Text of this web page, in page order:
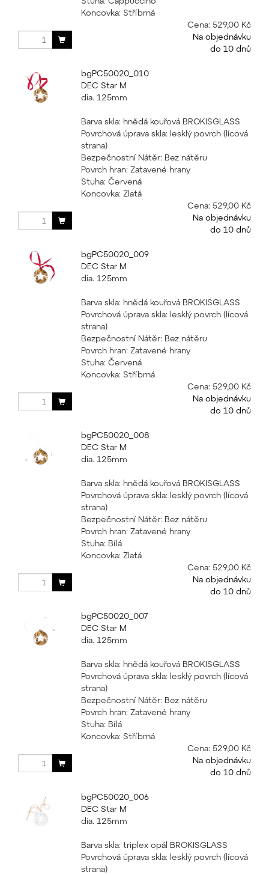
Koncovka: Stříbrná
Cena: 529,00 Kč
Na objednávku
do 10 dnů
bgPC50020_010
DEC Star M
dia. 125mm
Barva skla: hnědá kouřová BROKISGLASS
Povrchová úprava skla: lesklý povrch (lícová
strana)
Bezpečnostní Nátěr: Bez nátěru
Povrch hran: Zatavené hrany
Stuha: Červená
Koncovka: Zlatá
Cena: 529,00 Kč
Na objednávku
do 10 dnů
bgPC50020_009
DEC Star M
dia. 125mm
Barva skla: hnědá kouřová BROKISGLASS
Povrchová úprava skla: lesklý povrch (lícová
strana)
Bezpečnostní Nátěr: Bez nátěru
Povrch hran: Zatavené hrany
Stuha: Červená
Koncovka: Stříbrná
Cena: 529,00 Kč
Na objednávku
do 10 dnů
bgPC50020_008
DEC Star M
dia. 125mm
Barva skla: hnědá kouřová BROKISGLASS
Povrchová úprava skla: lesklý povrch (lícová
strana)
Bezpečnostní Nátěr: Bez nátěru
Povrch hran: Zatavené hrany
Stuha: Bílá
Koncovka: Zlatá
Cena: 529,00 Kč
Na objednávku
do 10 dnů
bgPC50020_007
DEC Star M
dia. 125mm
Barva skla: hnědá kouřová BROKISGLASS
Povrchová úprava skla: lesklý povrch (lícová
strana)
Bezpečnostní Nátěr: Bez nátěru
Povrch hran: Zatavené hrany
Stuha: Bílá
Koncovka: Stříbrná
Cena: 529,00 Kč
Na objednávku
do 10 dnů
bgPC50020_006
DEC Star M
dia. 125mm
Barva skla: triplex opál BROKISGLASS
Povrchová úprava skla: lesklý povrch (lícová
strana)